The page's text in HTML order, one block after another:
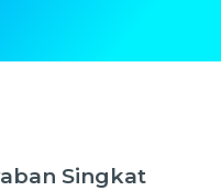
Singkat